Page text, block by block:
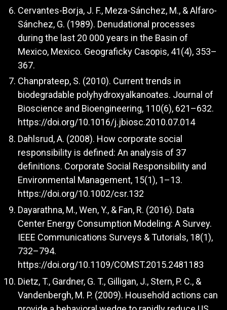
Cervantes-Borja, J. F., Meza-Sánchez, M., & Alfaro-
Sánchez, G. (1989). Denudational processes
during the last 20 000 years in the Basin of
Mexico, Mexico. Geograficky Casopis, 41(4), 353–
367.
Chanprateep, S. (2010). Current trends in
biodegradable polyhydroxyalkanoates. Journal of
Bioscience and Bioengineering, 110(6), 621–632.
https://doi.org/10.1016/j.jbiosc.2010.07.014
Dahlsrud, A. (2008). How corporate social
responsibility is defined: An analysis of 37
definitions. Corporate Social Responsibility and
Environmental Management, 15(1), 1–13.
https://doi.org/10.1002/csr.132
Dayarathna, M., Wen, Y., & Fan, R. (2016). Data
Center Energy Consumption Modeling: A Survey.
IEEE Communications Surveys & Tutorials, 18(1),
732–794.
https://doi.org/10.1109/COMST.2015.2481183
Dietz, T., Gardner, G. T., Gilligan, J., Stern, P. C., &
Vandenbergh, M. P. (2009). Household actions can